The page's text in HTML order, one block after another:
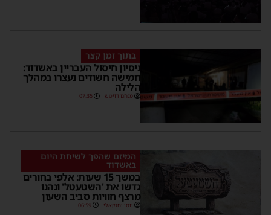
בתוך זמן קצר
ניסיון חיסול העבריין באשדוד:
חמישה חשודים נעצרו במהלך
הלילה
מנחם דויטש 07:35
המיזם שהפך לשיחת היום
באשדוד
במשך 15 שעות: אלפי בחורים
גדשו את 'השטעטל' ונהנו
מרצף חוויות סביב השעון
יוסי יחזקאלי 06:59